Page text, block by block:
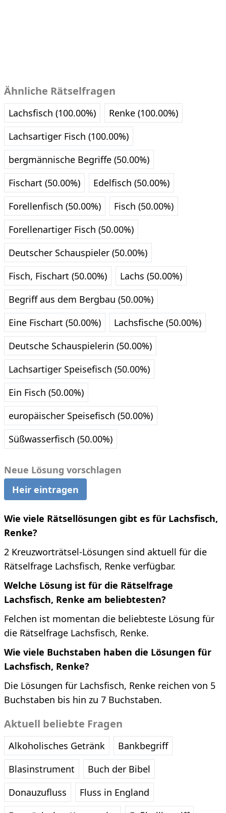
Ähnliche Rätselfragen
Lachsfisch (100.00%)
Renke (100.00%)
Lachsartiger Fisch (100.00%)
bergmännische Begriffe (50.00%)
Fischart (50.00%)
Edelfisch (50.00%)
Forellenfisch (50.00%)
Fisch (50.00%)
Forellenartiger Fisch (50.00%)
Deutscher Schauspieler (50.00%)
Fisch, Fischart (50.00%)
Lachs (50.00%)
Begriff aus dem Bergbau (50.00%)
Eine Fischart (50.00%)
Lachsfische (50.00%)
Deutsche Schauspielerin (50.00%)
Lachsartiger Speisefisch (50.00%)
Ein Fisch (50.00%)
europäischer Speisefisch (50.00%)
Süßwasserfisch (50.00%)
Neue Lösung vorschlagen
Heir eintragen
Wie viele Rätsellösungen gibt es für Lachsfisch,
Renke?
2 Kreuzworträtsel-Lösungen sind aktuell für die
Rätselfrage Lachsfisch, Renke verfügbar.
Welche Lösung ist für die Rätselfrage
Lachsfisch, Renke am beliebtesten?
Felchen ist momentan die beliebteste Lösung für
die Rätselfrage Lachsfisch, Renke.
Wie viele Buchstaben haben die Lösungen für
Lachsfisch, Renke?
Die Lösungen für Lachsfisch, Renke reichen von 5
Buchstaben bis hin zu 7 Buchstaben.
Aktuell beliebte Fragen
Alkoholisches Getränk
Bankbegriff
Blasinstrument
Buch der Bibel
Donauzufluss
Fluss in England